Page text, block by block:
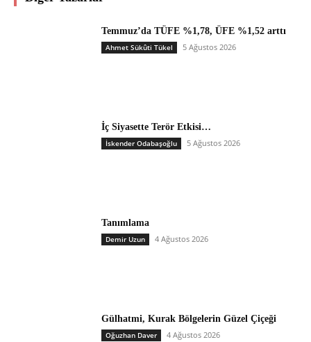
Temmuz’da TÜFE %1,78, ÜFE %1,52 arttı
Ahmet Sükûti Tükel 5 Ağustos 2026
İç Siyasette Terör Etkisi…
İskender Odabaşoğlu 5 Ağustos 2026
Tanımlama
Demir Uzun 4 Ağustos 2026
Gülhatmi, Kurak Bölgelerin Güzel Çiçeği
Oğuzhan Daver 4 Ağustos 2026